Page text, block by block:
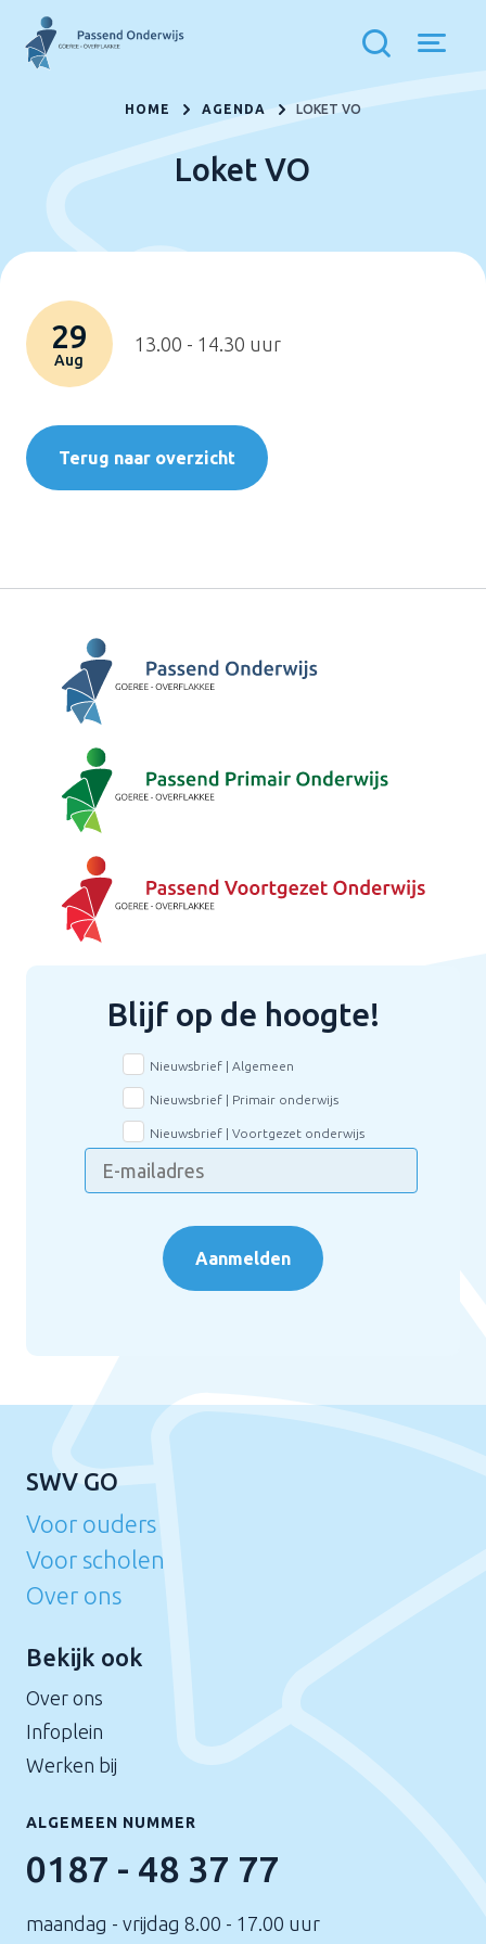
HOME AGENDA LOKET VO
Loket VO
29
Aug
13.00 - 14.30 uur
Terug naar overzicht
Blijf op de hoogte!
Aanmelden
Nieuwsbrief | Algemeen
Nieuwsbrief | Primair onderwijs
Nieuwsbrief | Voortgezet onderwijs
SWV GO
Voor ouders
Voor scholen
Over ons
Bekijk ook
Over ons
Infoplein
Werken bij
ALGEMEEN NUMMER
0187 - 48 37 77
maandag - vrijdag 8.00 - 17.00 uur